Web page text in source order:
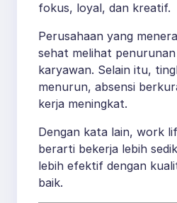
fokus, loyal, dan kreatif.
Perusahaan yang
sehat melihat
karyawan. Selain itu,
menurun, absensi
kerja meningkat.
Dengan kata lain, work
berarti bekerja lebih
lebih efektif dengan
baik.